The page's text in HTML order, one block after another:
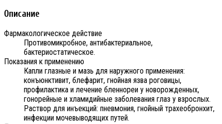
Описание
Фармакологическое действие
Противомикробное, антибактериальное,
бактериостатическое.
Показания к применению
Капли глазные и мазь для наружного применения:
конъюнктивит, блефарит, гнойная язва роговицы,
профилактика и лечение бленнореи у новорожденных,
гонорейные и хламидийные заболевания глаз у взрослых.
Раствор для инъекций: пневмония, гнойный трахеобронхит,
инфекции мочевыводящих путей.